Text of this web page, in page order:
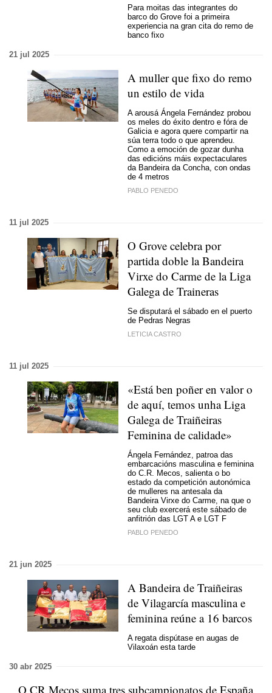
Para moitas das integrantes do
barco do Grove foi a primeira
experiencia na gran cita do remo de
banco fixo
21 jul 2025
A muller que fixo do remo
un estilo de vida
A arousá Ángela Fernández probou
os meles do éxito dentro e fóra de
Galicia e agora quere compartir na
súa terra todo o que aprendeu.
Como a emoción de gozar dunha
das edicións máis expectaculares
da Bandeira da Concha, con ondas
de 4 metros
PABLO PENEDO
11 jul 2025
O Grove celebra por
partida doble la Bandeira
Virxe do Carme de la Liga
Galega de Traineras
Se disputará el sábado en el puerto
de Pedras Negras
LETICIA CASTRO
11 jul 2025
«Está ben poñer en valor o
de aquí, temos unha Liga
Galega de Traiñeiras
Feminina de calidade»
Ángela Fernández, patroa das
embarcacións masculina e feminina
do C.R. Mecos, salienta o bo
estado da competición autonómica
de mulleres na antesala da
Bandeira Virxe do Carme, na que o
seu club exercerá este sábado de
anfitrión das LGT A e LGT F
PABLO PENEDO
21 jun 2025
A Bandeira de Traiñeiras
de Vilagarcía masculina e
feminina reúne a 16 barcos
A regata dispútase en augas de
Vilaxoán esta tarde
30 abr 2025
O CR Mecos suma tres subcampionatos de España